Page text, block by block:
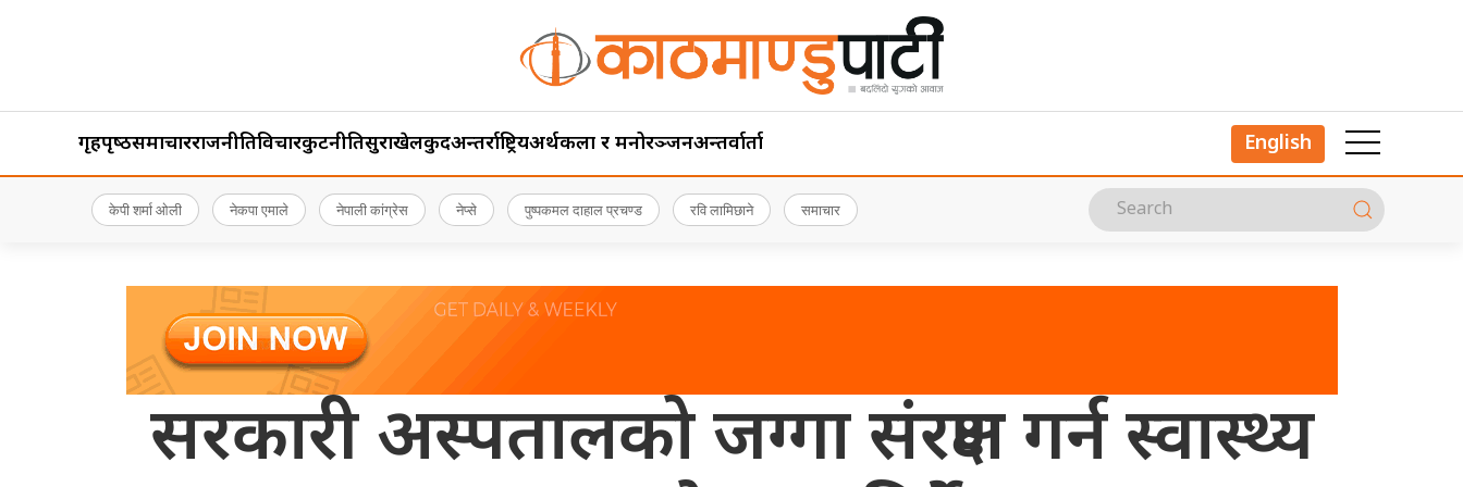
गृहपृष्‍ठसमाचारराजनीतिविचारकुटनीतिसुरक्षाखेलकुदअन्तर्राष्ट्रियअर्थकला र मनोरञ्जनअन्तर्वार्ता English
केपी शर्मा ओली नेकपा एमाले नेपाली कांग्रेस नेप्से पुष्पकमल दाहाल प्रचण्ड रवि लामिछाने समाचार
सरकारी अस्पतालको जग्गा संरक्षण गर्न स्वास्थ्य